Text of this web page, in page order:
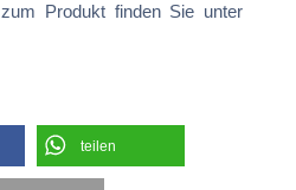
Produkt finden Sie unter
teilen